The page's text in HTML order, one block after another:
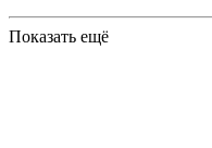
Показать ещё